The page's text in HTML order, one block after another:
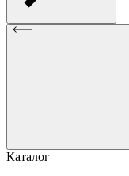
Каталог